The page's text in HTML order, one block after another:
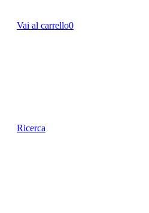
Vai al carrello0
Ricerca